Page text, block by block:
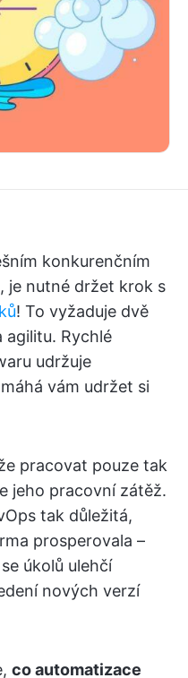
konkurenčním
je nutné držet krok s
! To vyžaduje dvě
agilitu. Rychlé
udržuje
vám udržet si
pracovat pouze tak
jeho pracovní zátěž.
tak důležitá,
prosperovala –
úkolů ulehčí
nových verzí
co automatizace